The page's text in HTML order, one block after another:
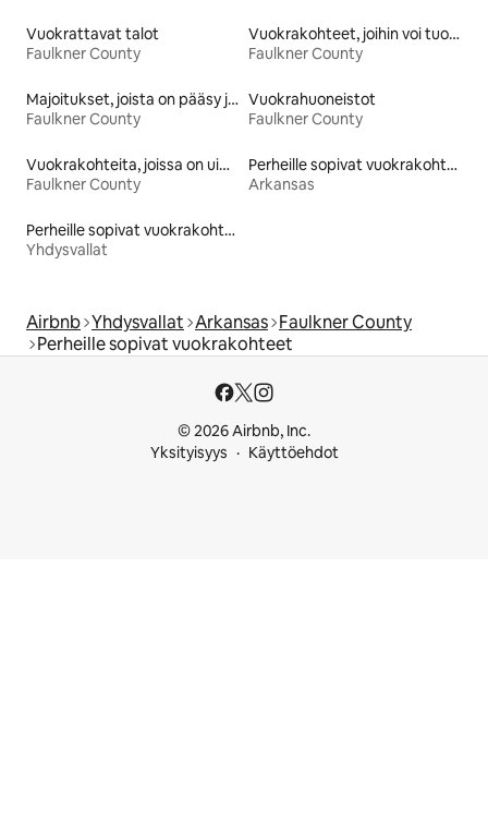
Vuokrattavat talot
Faulkner County
Vuokrakohteet, joihin voi tuoda lemmikin
Faulkner County
Majoitukset, joista on pääsy järvelle
Faulkner County
Vuokrahuoneistot
Faulkner County
Vuokrakohteita, joissa on uima-allas
Faulkner County
Perheille sopivat vuokrakohteet
Arkansas
Perheille sopivat vuokrakohteet
Yhdysvallat
Airbnb Yhdysvallat Arkansas Faulkner County
Perheille sopivat vuokrakohteet
© 2026 Airbnb, Inc.
Yksityisyys
Käyttöehdot